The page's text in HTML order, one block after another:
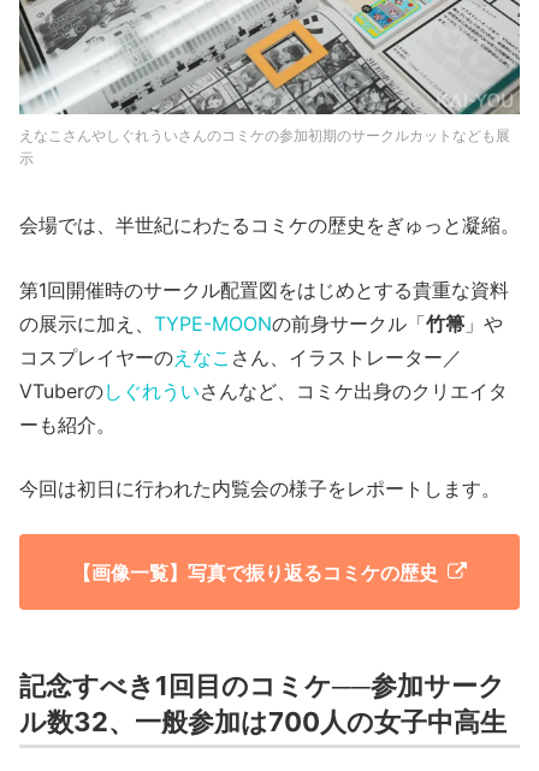
えなこさんやしぐれういさんのコミケの参加初期のサークルカットなども展
示
会場では、半世紀にわたるコミケの歴史をぎゅっと凝縮。
第1回開催時のサークル配置図をはじめとする貴重な資料
の展示に加え、 TYPE-MOONの前身サークル「竹箒 」や
コスプレイヤーのえなこ さん、イラストレーター／
VTuberのしぐれういさんなど、コミケ出身のクリエイタ
ーも紹介。
今回は初日に行われた内覧会の様子をレポートします。
【画像一覧】写真で振り返るコミケの歴史
記念すべき1回目のコミケ──参加サーク
ル数32、一般参加は700人の女子中高生